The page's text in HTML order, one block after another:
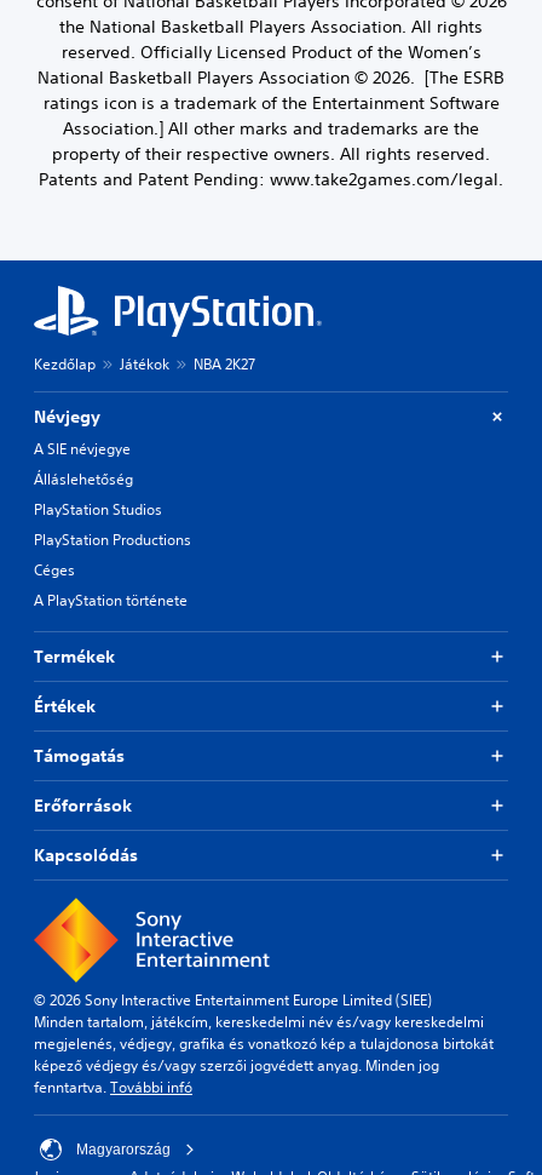
the National Basketball Players Association. All rights
reserved. Officially Licensed Product of the Women’s
National Basketball Players Association © 2026. [The ESRB
ratings icon is a trademark of the Entertainment Software
Association.] All other marks and trademarks are the
property of their respective owners. All rights reserved.
Patents and Patent Pending: www.take2games.com/legal.
Kezdőlap Játékok NBA 2K27
Névjegy
A SIE névjegye
Álláslehetőség
PlayStation Studios
PlayStation Productions
Céges
A PlayStation története
Termékek
Értékek
Támogatás
Erőforrások
Kapcsolódás
© 2026 Sony Interactive Entertainment Europe Limited (SIEE)
Minden tartalom, játékcím, kereskedelmi név és/vagy kereskedelmi
megjelenés, védjegy, grafika és vonatkozó kép a tulajdonosa birtokát
képező védjegy és/vagy szerzői jogvédett anyag. Minden jog
fenntartva.További infó
Magyarország